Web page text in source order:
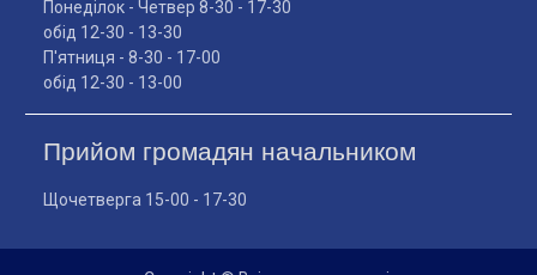
Понеділок - Четвер 8-30 - 17-30
обід 12-30 - 13-30
П'ятниця - 8-30 - 17-00
обід 12-30 - 13-00
Прийом громадян начальником
Щочетверга 15-00 - 17-30